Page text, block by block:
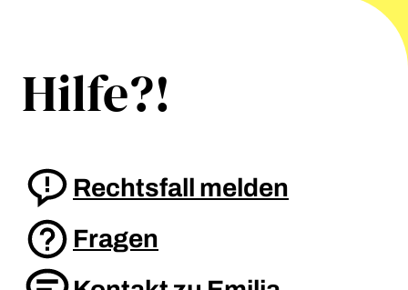
Hilfe?!
Rechtsfall melden
Fragen